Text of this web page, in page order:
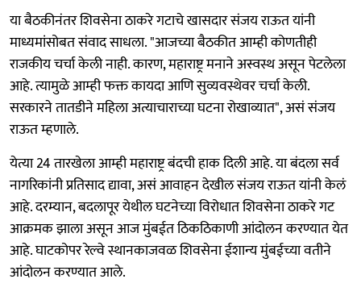
या बैठकीनंतर शिवसेना ठाकरे गटाचे खासदार संजय राऊत यांनी
माध्यमांसोबत संवाद साधला. "आजच्या बैठकीत आम्ही कोणतीही
राजकीय चर्चा केली नाही. कारण, महाराष्ट्र मनाने अस्वस्थ असून पेटलेला
आहे. त्यामुळे आम्ही फक्त कायदा आणि सुव्यवस्थेवर चर्चा केली.
सरकारने तातडीने महिला अत्याचाराच्या घटना रोखाव्यात", असं संजय
राऊत म्हणाले.
येत्या 24 तारखेला आम्ही महाराष्ट्र बंदची हाक दिली आहे. या बंदला सर्व
नागरिकांनी प्रतिसाद द्यावा, असं आवाहन देखील संजय राऊत यांनी केलं
आहे. दरम्यान, बदलापूर येथील घटनेच्या विरोधात शिवसेना ठाकरे गट
आक्रमक झाला असून आज मुंबईत ठिकठिकाणी आंदोलन करण्यात येत
आहे. घाटकोपर रेल्वे स्थानकाजवळ शिवसेना ईशान्य मुंबईच्या वतीने
आंदोलन करण्यात आले.